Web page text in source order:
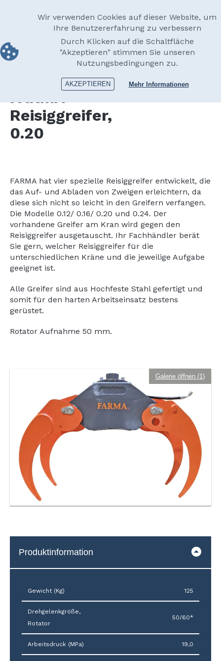
Wir verwenden Cookies auf dieser Website, um
Ihre Benutzererfahrung zu verbessern
Durch Klicken auf die Schaltfläche
"Akzeptieren" stimmen Sie unseren
Nutzungsbedingungen zu.
AKZEPTIEREN Mehr Informationen
navigation
ZUBERHÖRTEILE Reisiggreifer
FARMA
Reisiggreifer,
0.20
FARMA hat vier spezielle Reisiggreifer entwickelt, die
das Auf- und Abladen von Zweigen erleichtern, da
diese sich nicht so leicht in den Greifern verfangen.
Die Modelle 0.12/ 0.16/ 0.20 und 0.24. Der
vorhandene Greifer am Kran wird gegen den
Reisiggreifer ausgetauscht. Ihr Fachhändler berät
Sie gern, welcher Reisiggreifer für die
unterschiedlichen Kräne und die jeweilige Aufgabe
geeignet ist.
Alle Greifer sind aus Hochfeste Stahl gefertigt und
somit für den harten Arbeitseinsatz bestens
gerüstet.
Rotator Aufnahme 50 mm.
Galerie öffnen (1)
Produktinformation
Gewicht (Kg) 125
Drehgelenkgröße,
Rotator
50/60*
Arbeitsdruck (MPa) 19,0